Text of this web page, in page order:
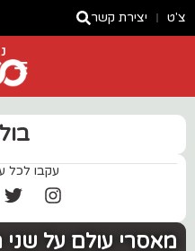
צ'ט יצירת קשר
עקבו לכל
מאסרי עולם על שני